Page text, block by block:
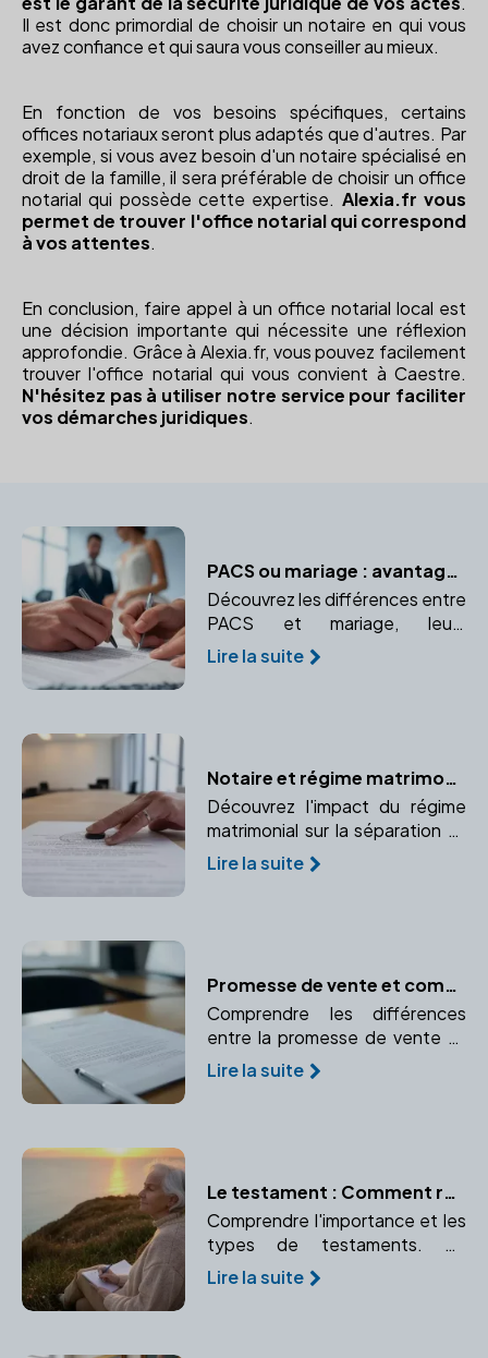
Il est donc primordial de choisir un notaire en qui vous
avez confiance et qui saura vous conseiller au mieux.
En fonction de vos besoins spécifiques, certains
offices notariaux seront plus adaptés que d'autres. Par
exemple, si vous avez besoin d'un notaire spécialisé en
droit de la famille, il sera préférable de choisir un office
notarial qui possède cette expertise. Alexia.fr vous
permet de trouver l'office notarial qui correspond
à vos attentes.
En conclusion, faire appel à un office notarial local est
une décision importante qui nécessite une réflexion
approfondie. Grâce à Alexia.fr, vous pouvez facilement
trouver l'office notarial qui vous convient à Caestre.
N'hésitez pas à utiliser notre service pour faciliter
vos démarches juridiques.
PACS ou mariage : avantages et inconvénients
Découvrez les différences entre
PACS et mariage, leurs
avantages et inconvénients, et
pourquoi consulter un notaire
Lire la suite
Notaire et régime matrimonial : Quelles conséquences lors d'un divorce ?
Découvrez l'impact du régime
matrimonial sur la séparation et
comment un notaire peut vous
accompagner dans cette
Lire la suite
Promesse de vente et compromis de vente : le rôle essentiel du notaire
Comprendre les différences
entre la promesse de vente et
le compromis de vente et le rôle
crucial du notaire dans ces
Lire la suite
Le testament : Comment rédiger ses dernières volontés avec l'aide d'un notaire
Comprendre l'importance et les
types de testaments. Un
testament bien rédigé garantit
le respect de vos volontés
Lire la suite